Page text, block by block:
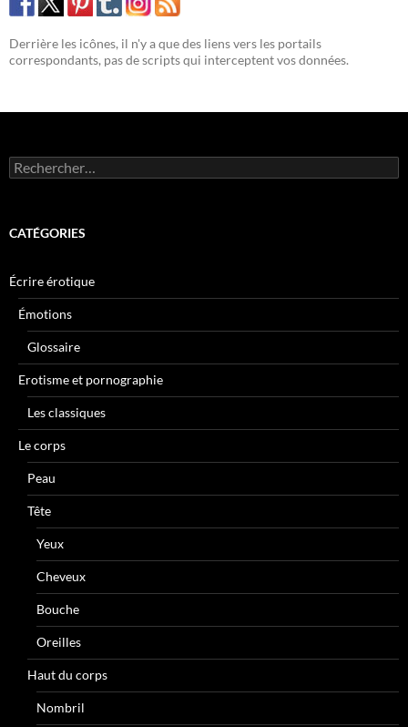
Derrière les icônes, il n'y a que des liens vers les portails
correspondants, pas de scripts qui interceptent vos données.
Rechercher :
CATÉGORIES
Écrire érotique
Émotions
Glossaire
Erotisme et pornographie
Les classiques
Le corps
Peau
Tête
Yeux
Cheveux
Bouche
Oreilles
Haut du corps
Nombril